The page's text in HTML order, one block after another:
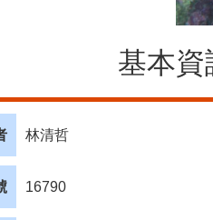
基本資
林清哲
16790